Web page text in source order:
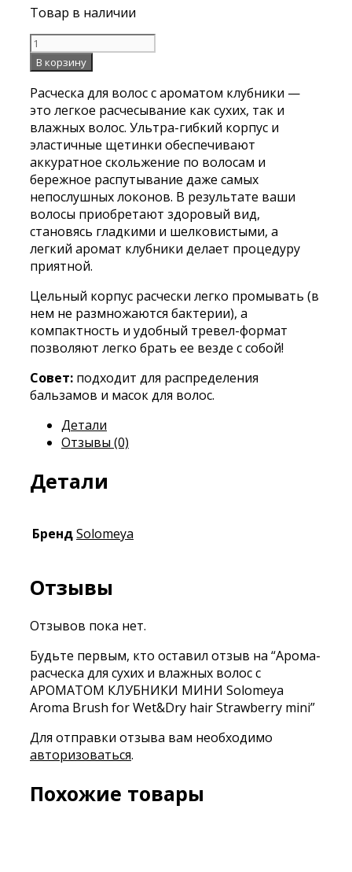
Товар в наличии
Количество
Арома-
расческа
для
сухих
и
влажных
волос
с
АРОМАТОМ
КЛУБНИКИ
МИНИ
Solomeya
Aroma
for
Wet&Dry
hair
Strawberry
mini
В корзину
Расческа для волос c ароматом клубники —
это легкое расчесывание как сухих, так и
влажных волос. Ультра-гибкий корпус и
эластичные щетинки обеспечивают
аккуратное скольжение по волосам и
бережное распутывание даже самых
непослушных локонов. В результате ваши
волосы приобретают здоровый вид,
становясь гладкими и шелковистыми, а
легкий аромат клубники делает процедуру
приятной.
Цельный корпус расчески легко промывать (в
нем не размножаются бактерии), а
компактность и удобный тревел-формат
позволяют легко брать ее везде с собой!
Совет: подходит для распределения
бальзамов и масок для волос.
Детали
Отзывы (0)
Детали
БрендSolomeya
Отзывы
Отзывов пока нет.
Будьте первым, кто оставил отзыв на “Арома-
расческа для сухих и влажных волос с
АРОМАТОМ КЛУБНИКИ МИНИ Solomeya
Aroma Brush for Wet&Dry hair Strawberry mini”
Для отправки отзыва вам необходимо
авторизоваться.
Похожие товары